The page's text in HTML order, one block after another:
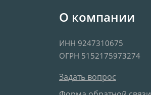
О компании
ИНН 9247310675
ОГРН 5152175973274
Задать вопрос